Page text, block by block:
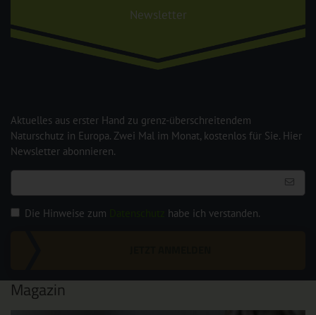
Newsletter
Aktuelles aus erster Hand zu grenz-überschreitendem
Naturschutz in Europa. Zwei Mal im Monat, kostenlos für Sie. Hier
Newsletter abonnieren.
Die Hinweise zum habe ich verstanden.
Magazin